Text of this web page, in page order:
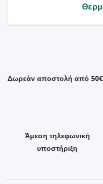
Δωρεάν αποστολή από
Άμεση τηλεφωνική
υποστήριξη